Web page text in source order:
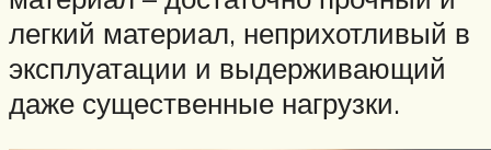
легкий материал, неприхотливый в
эксплуатации и выдерживающий
даже существенные нагрузки.